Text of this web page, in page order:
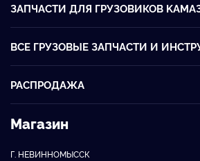
ЗАПЧАСТИ ДЛЯ ГРУЗОВИКОВ
ВСЕ ГРУЗОВЫЕ ЗАПЧАСТИ И
РАСПРОДАЖА
Магазин
Г. НЕВИННОМЫССК